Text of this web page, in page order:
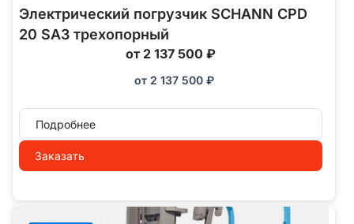
Электрический погрузчик SCHANN CPD
20 SA3 трехопорный
от 2 137 500 ₽
от 2 137 500 ₽
Подробнее
Заказать